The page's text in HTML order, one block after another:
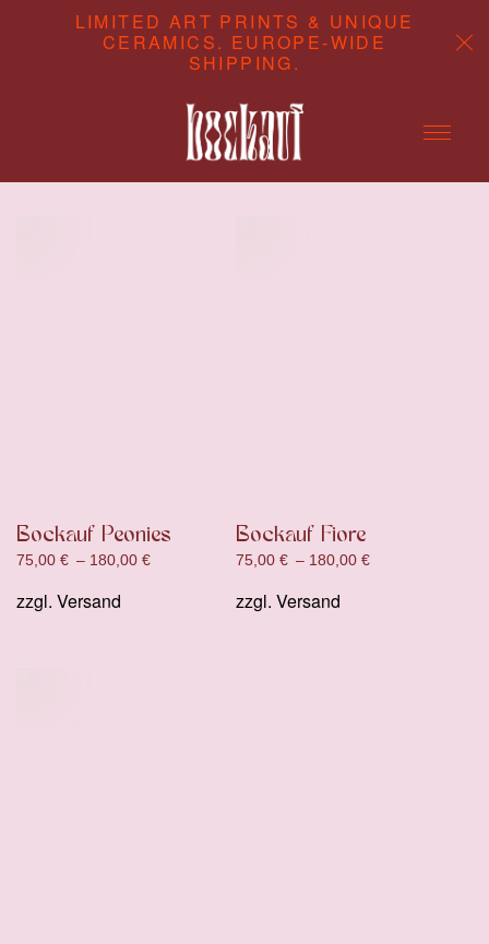
LIMITED ART PRINTS & UNIQUE
CERAMICS. EUROPE-WIDE
SHIPPING.
Bockauf Peonies
75,00 € – 180,00 €
zzgl. Versand
Bockauf Fiore
75,00 € – 180,00 €
zzgl. Versand